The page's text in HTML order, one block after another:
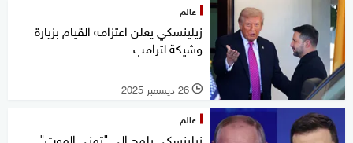
عالم
زيلينسكي يعلن اعتزامه القيام بزيارة
وشيكة لترامب
l 26 ديسمبر 2025
عالم
زيلينسكي يلمح إلى "تمنى الموت"